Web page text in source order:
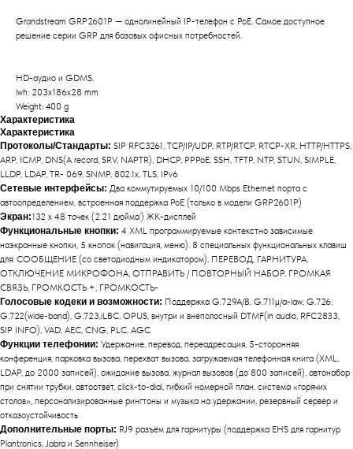
Grandstream GRP2601P — однолинейный IP-телефон с PoE. Самое доступное
решение серии GRP для базовых офисных потребностей.
HD-аудио и GDMS.
lwh: 203x186x28 mm
Weight: 400 g
Характеристика
Характеристика
Протоколы/Стандарты: SIP RFC3261, TCP/IP/UDP, RTP/RTCP, RTCP-XR, HTTP/HTTPS,
ARP, ICMP, DNS(A record, SRV, NAPTR), DHCP, PPPoE, SSH, TFTP, NTP, STUN, SIMPLE,
LLDP, LDAP, TR- 069, SNMP, 802.1x, TLS, IPv6
Сетевые интерфейсы: Два коммутируемых 10/100 Mbps Ethernet порта с
автоопределением, встроенная поддержка PoE (только в модели GRP2601P)
Экран:132 x 48 точек (2.21 дюйма’) ЖК-дисплей
Функциональные кнопки: 4 XML программируемые контекстно зависимые
наэкранные кнопки, 5 кнопок (навигация, меню). 8 специальных функциональных клавиш
для: СООБЩЕНИЕ (со светодиодным индикатором), ПЕРЕВОД, ГАРНИТУРА,
ОТКЛЮЧЕНИЕ МИКРОФОНА, ОТПРАВИТЬ / ПОВТОРНЫЙ НАБОР, ГРОМКАЯ
СВЯЗЬ, ГРОМКОСТЬ +, ГРОМКОСТЬ-
Голосовые кодеки и возможности: Поддержка G.729A/B, G.711μ/a-law, G.726,
G.722(wide-band), G.723,iLBC, OPUS, внутри и внеполосный DTMF(in audio, RFC2833,
SIP INFO), VAD, AEC, CNG, PLC, AGC
Функции телефонии: Удержание, перевод, переадресация, 5-сторонняя
конференция, парковка вызова, перехват вызова, загружаемая телефонная книга (XML,
LDAP, до 2000 записей), ожидание вызова, журнал вызовов (до 800 записей), автонабор
при снятии трубки, автоответ, click-to-dial, гибкий номерной план, система «горячих
столов», персонализированные рингтоны и музыка на удержании, резервный сервер и
отказоустойчивость
Дополнительные порты: RJ9 разъём для гарнитуры (поддержка EHS для гарнитур
Plantronics, Jabra и Sennheiser)